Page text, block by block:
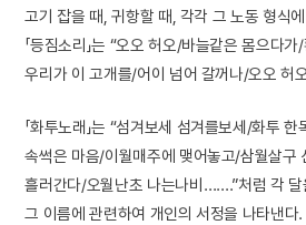
고기 잡을 때, 귀항할 때, 각각 그 노동 형식
「등짐소리」는 “오오 허오/바늘같은 몸으다
우리가 이 고개를/어이 넘어 갈꺼나/오오 허
「화투노래」는 “섬겨보세 섬겨를보세/화투
속썩은 마음/이월매주에 맺어놓고/삼월살구
흘러간다/오월난초 나는나비…….”처럼 각
그 이름에 관련하여 개인의 서정을 나타낸다.